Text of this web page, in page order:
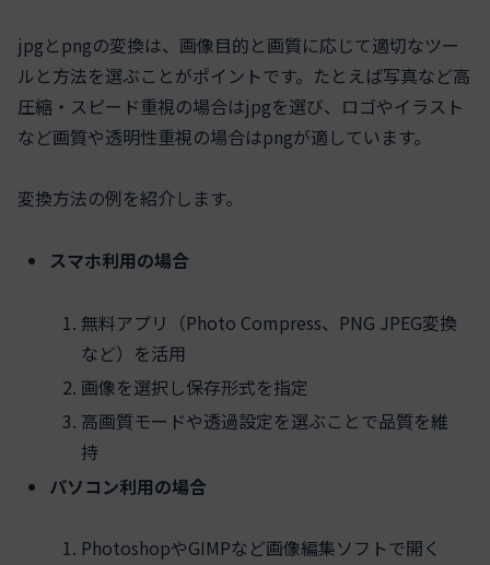
jpgとpngの変換は、画像目的と画質に応じて適切なツー
ルと方法を選ぶことがポイントです。たとえば写真など高
圧縮・スピード重視の場合はjpgを選び、ロゴやイラスト
など画質や透明性重視の場合はpngが適しています。
変換方法の例を紹介します。
スマホ利用の場合
無料アプリ（Photo Compress、PNG JPEG変換
など）を活用
画像を選択し保存形式を指定
高画質モードや透過設定を選ぶことで品質を維
持
パソコン利用の場合
PhotoshopやGIMPなど画像編集ソフトで開く